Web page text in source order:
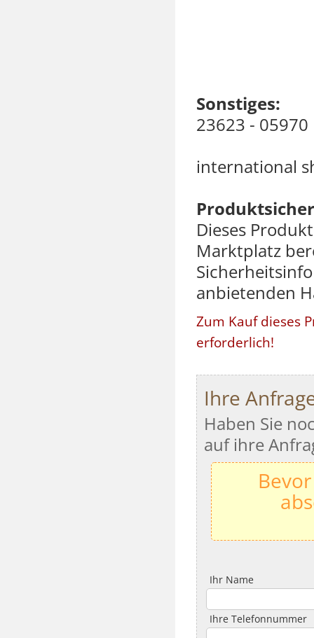
Sonstiges:
23623 - 05970
international
Dieses
Marktplatz
anbietenden
Zum Kauf dieses
erforderlich!
Ihre
Haben Sie
auf ihre
Ihr Name
Ihre Telefonnummer